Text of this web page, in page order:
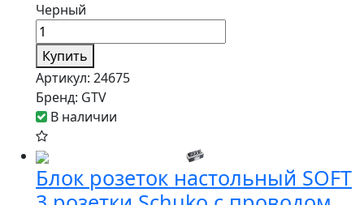
Черный
Купить
Артикул: 24675
Бренд: GTV
В наличии
Блок розеток настольный SOFT